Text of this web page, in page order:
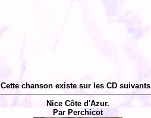
Cette chanson existe sur les CD
Nice Côte d'Azur.
Par Perchicot